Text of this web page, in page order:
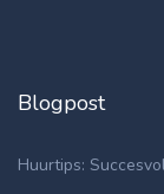
Blogpost
Huurtips: